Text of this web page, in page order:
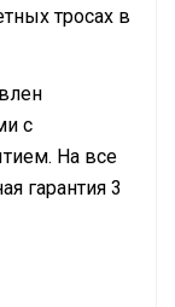
тросах в
с
На все
гарантия 3